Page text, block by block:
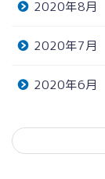
2020年8月
2020年7月
2020年6月